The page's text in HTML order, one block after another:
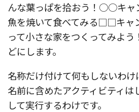
んな葉っぱを拾おう！○○キャ
魚を焼いて食べてみる□□キャ
って小さな家をつくってみよ
どにします。
名称だけ付けて何もしないわけ
名前に含めたアクティビティは
して実行するわけです。